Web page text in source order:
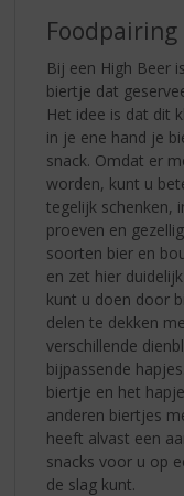
Foodpairing
Bij een High Beer
biertje dat
Het idee is dat dit
in je ene hand je
snack. Omdat er
worden, kunt u
tegelijk schenken,
proeven en
soorten bier en
en zet hier
kunt u doen door
delen te dekken
verschillende
bijpassende
biertje en het
anderen biertjes
heeft alvast een
snacks voor u op
de slag kunt.